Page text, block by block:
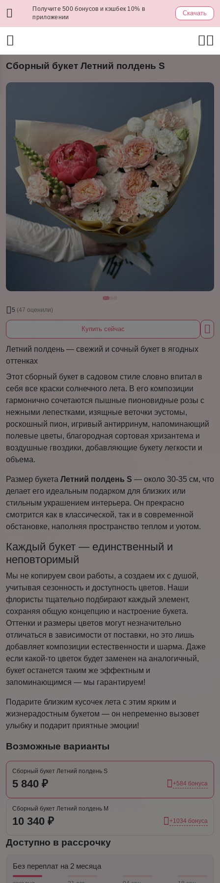
Получите 500 бонусов и кэшбек 10% в
приложении
Скачать
Сборный букет Летний полдень S
5 (47 оценили)
Купить сейчас
Летний полдень — свежий и сочный букет в ягодных
оттенках
Этот сборный букет в садовом стиле словно впитал в
себя все краски солнечного лета. В его композиции
гармонично сочетаются пышные пионовидные розы с
нежными лепестками, изящные веточки эустомы,
роскошный пион, игривый антирринум, напоминающий
полевые цветы, благородная сортовая хризантема и
воздушные гвоздики, добавляющие букету легкости и
объема.
Размер букета Летний полдень S — около 30-35 см, что
делает его идеальным подарком для близких или
стильным украшением интерьера. Он прекрасно
смотрится как в классической, так и в современной
обстановке, наполняя пространство теплом и уютом.
Каждый букет — единственный и
неповторимый
Мы не копируем свои работы, а создаем их с душой,
учитывая сезонность и доступность цветов. Наши
флористы тщательно подбирают каждый элемент,
сохраняя общую концепцию и настроение букета.
Оттенки и размеры цветов могут незначительно
отличаться в зависимости от поставки, но это лишь
добавляет композиции естественности и шарма. Даже
если какой-то цветок будет заменен на аналогичный,
букет останется таким же эффектным и
запоминающимся — мы гарантируем!
Подарите близким кусочек лета с этим ярким и
жизнерадостным букетом — он непременно вызовет
улыбку и подарит приятные эмоции!
Возможные варианты
Сборный букет Летний полдень S
5 840 ₽ +584 бонуса
Сборный букет Летний полдень M
10 340 ₽ +1034 бонуса
Доступно в рассрочку
Без переплат на 2 месяца